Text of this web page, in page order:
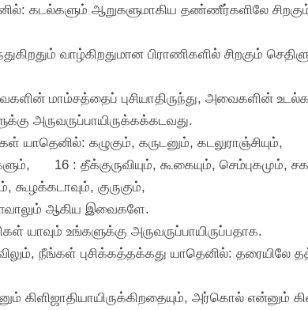
கடல்களும் ஆறுகளுமாகிய தண்ணீர்களிலே
வாழ்கிறதுமான பிராணிகளில் சிறகும்
மாம்சத்தைப் புசியாதிருந்து, அவைகளின்
அருவருப்பாயிருக்கக்கடவது.
கழுகும், கருடனும், கடலுராஞ்சியும்,
16 : தீக்குருவியும், கூகையும், செம்புகமும்,
கூழக்கடாவும், குருகும்,
ஆகிய இவைகளே.
யாவும் உங்களுக்கு அருவருப்பாயிருப்பதாக.
நீங்கள் புசிக்கத்தக்கது யாதெனில்: தரையிலே
கிளிஜாதியாயிருக்கிறதையும், அர்கொல் என்னும்